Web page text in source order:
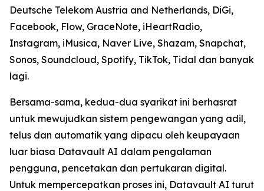
Deutsche Telekom Austria and Netherlands, DiGi,
Facebook, Flow, GraceNote, iHeartRadio,
Instagram, iMusica, Naver Live, Shazam, Snapchat,
Sonos, Soundcloud, Spotify, TikTok, Tidal dan banyak
lagi.
Bersama-sama, kedua-dua syarikat ini berhasrat
untuk mewujudkan sistem pengewangan yang adil,
telus dan automatik yang dipacu oleh keupayaan
luar biasa Datavault AI dalam pengalaman
pengguna, pencetakan dan pertukaran digital.
Untuk mempercepatkan proses ini, Datavault AI turut